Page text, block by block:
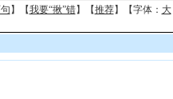
】【我要“揪”错】【推荐】【字体： 大